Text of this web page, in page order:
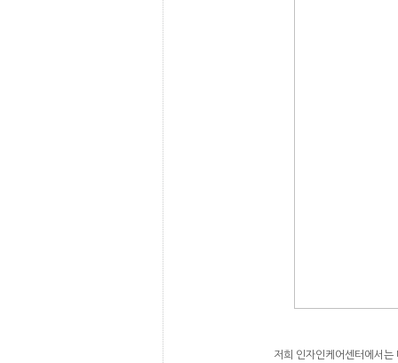
저희 인자인케어센터에서